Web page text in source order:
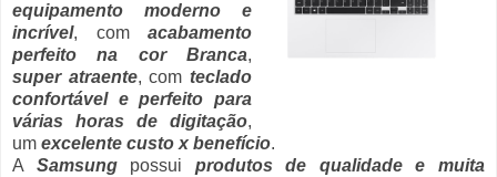
equipamento moderno e
incrível, com acabamento
perfeito na cor Branca,
super atraente, comteclado
confortável e perfeito para
várias horas de digitação,
um excelente custo x benefício.
A Samsungpossui produtos de qualidade e muita